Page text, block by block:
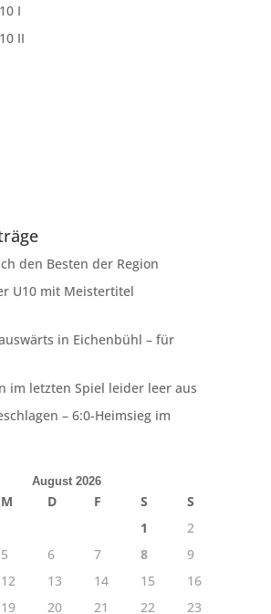
I
II
den Besten der Region
U10 mit Meistertitel
in Eichenbühl – für
im letzten Spiel leider leer aus
– 6:0-Heimsieg im
August 2026
M D F S
S
1
2
5 6 7 8
9
12 13 14 15
16
19 20 21 22 23